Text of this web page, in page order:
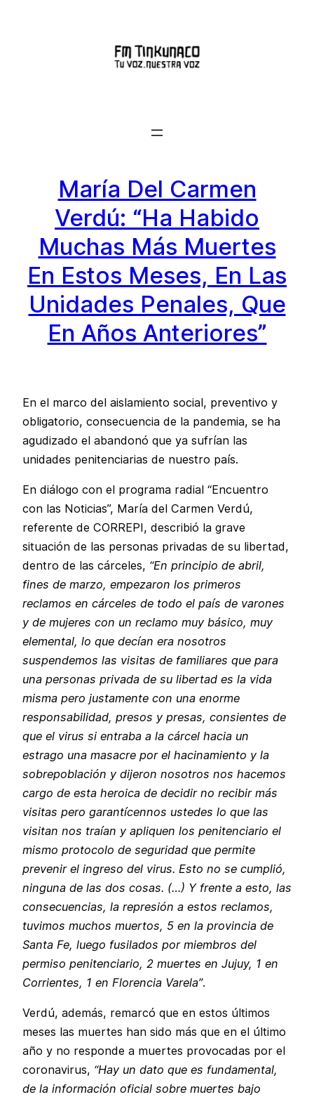
María Del Carmen
Verdú: “Ha Habido
Muchas Más Muertes
En Estos Meses, En Las
Unidades Penales, Que
En Años Anteriores”
En el marco del aislamiento social, preventivo y
obligatorio, consecuencia de la pandemia, se ha
agudizado el abandonó que ya sufrían las
unidades penitenciarias de nuestro país.
En diálogo con el programa radial “Encuentro
con las Noticias”, María del Carmen Verdú,
referente de CORREPI, describió la grave
situación de las personas privadas de su libertad,
dentro de las cárceles, “En principio de abril,
fines de marzo, empezaron los primeros
reclamos en cárceles de todo el país de varones
y de mujeres con un reclamo muy básico, muy
elemental, lo que decían era nosotros
suspendemos las visitas de familiares que para
una personas privada de su libertad es la vida
misma pero justamente con una enorme
responsabilidad, presos y presas, consientes de
que el virus si entraba a la cárcel hacia un
estrago una masacre por el hacinamiento y la
sobrepoblación y dijeron nosotros nos hacemos
cargo de esta heroica de decidir no recibir más
visitas pero garantícennos ustedes lo que las
visitan nos traían y apliquen los penitenciario el
mismo protocolo de seguridad que permite
prevenir el ingreso del virus. Esto no se cumplió,
ninguna de las dos cosas. (…) Y frente a esto, las
consecuencias, la represión a estos reclamos,
tuvimos muchos muertos, 5 en la provincia de
Santa Fe, luego fusilados por miembros del
permiso penitenciario, 2 muertes en Jujuy, 1 en
Corrientes, 1 en Florencia Varela”.
Verdú, además, remarcó que en estos últimos
meses las muertes han sido más que en el último
año y no responde a muertes provocadas por el
coronavirus, “Hay un dato que es fundamental,
de la información oficial sobre muertes bajo